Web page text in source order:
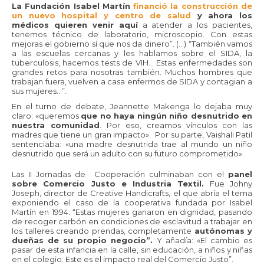
La Fundación Isabel Martínfinanció la construcción de
un nuevo hospital y centro de salud y ahora los
médicos quieren venir aquía atender a los pacientes,
tenemos técnico de laboratorio, microscopio. Con estas
mejoras el gobierno sí que nos da dinero”. (…) “También vamos
a las escuelas cercanas y les hablamos sobre el SIDA, la
tuberculosis, hacemos tests de VIH… Estas enfermedades son
grandes retos para nosotras también. Muchos hombres que
trabajan fuera, vuelven a casa enfermos de SIDA y contagian a
sus mujeres…”.
En el turno de debate, Jeannette Makenga lo dejaba muy
claro: «queremos que no haya ningún niño desnutrido en
nuestra comunidad . Por eso, creamos vínculos con las
madres que tiene un gran impacto». Por su parte, Vaishali Patil
sentenciaba: «una madre desnutrida trae al mundo un niño
desnutrido que será un adulto con su futuro comprometido».
Las II Jornadas de Cooperación culminaban con el panel
sobre Comercio Justo e Industria Textil. Fue Johny
Joseph, director de Creative Handicrafts, el que abría el tema
exponiendo el caso de la cooperativa fundada por Isabel
Martín en 1994: “Estas mujeres ganaron en dignidad, pasando
de recoger carbón en condiciones de esclavitud a trabajar en
los talleres creando prendas, completamente autónomas y
dueñas de su propio negocio”. Y añadía: «El cambio es
pasar de esta infancia en la calle, sin educación, a niños y niñas
en el colegio. Este es el impacto real del Comercio Justo”.